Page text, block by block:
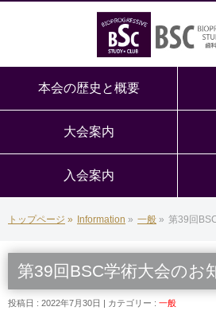
本会の歴史と概要
大会案内
入会案内
トップページ » Information » 一般 » 第39回
第39回BSC学術大会のお
投稿日 : 2022年7月30日 カテゴリー : 一般